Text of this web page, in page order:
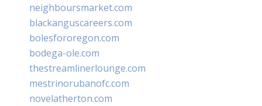
neighboursmarket.com
blackanguscareers.com
bolesfororegon.com
bodega-ole.com
thestreamlinerlounge.com
mestrinorubanofc.com
novelatherton.com